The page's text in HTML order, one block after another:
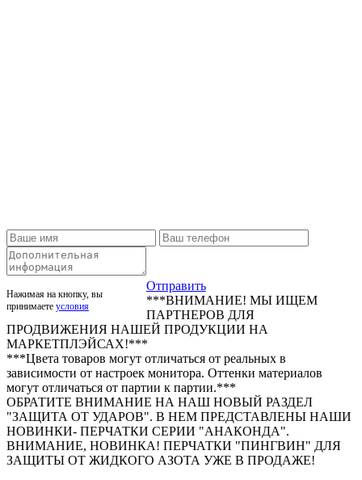
Нажимая на кнопку, вы
принимаете условия
Отправить
***ВНИМАНИЕ! МЫ ИЩЕМ
ПАРТНЕРОВ ДЛЯ
ПРОДВИЖЕНИЯ НАШЕЙ ПРОДУКЦИИ НА
МАРКЕТПЛЭЙСАХ!***
***Цвета товаров могут отличаться от реальных в
зависимости от настроек монитора. Оттенки материалов
могут отличаться от партии к партии.***
ОБРАТИТЕ ВНИМАНИЕ НА НАШ НОВЫЙ РАЗДЕЛ
"ЗАЩИТА ОТ УДАРОВ". В НЕМ ПРЕДСТАВЛЕНЫ НАШИ
НОВИНКИ- ПЕРЧАТКИ СЕРИИ "АНАКОНДА".
ВНИМАНИЕ, НОВИНКА! ПЕРЧАТКИ "ПИНГВИН" ДЛЯ
ЗАЩИТЫ ОТ ЖИДКОГО АЗОТА УЖЕ В ПРОДАЖЕ!